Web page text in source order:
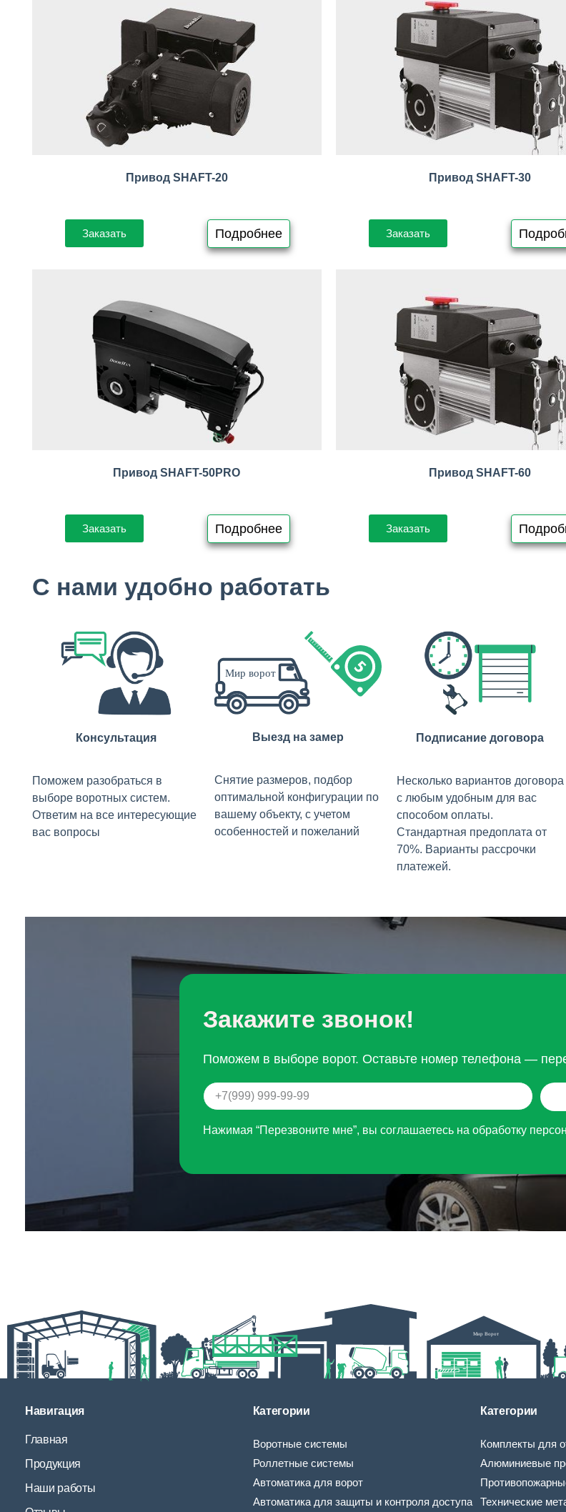
Привод SHAFT-20
Заказать Подробнее
Привод SHAFT-30
Заказать
Привод SHAFT-50PRO
Заказать Подробнее
Привод SHAFT-60
Заказать
С нами удобно работать
Консультация
Поможем разобраться в
выборе воротных систем.
Ответим на все интересующие
вас вопросы
Выезд на замер
Снятие размеров, подбор
оптимальной конфигурации по
вашему объекту, с учетом
особенностей и пожеланий
Подписание договора
Несколько вариантов договора
с любым удобным для вас
способом оплаты.
Стандартная предоплата от
70%. Варианты рассрочки
платежей.
Закажите звонок!
Поможем в выборе ворот. Оставьте номер телефона —
Нажимая “Перезвоните мне”, вы соглашаетесь на обработку
Навигация
Главная
Продукция
Наши работы
Категории
Воротные системы
Роллетные системы
Автоматика для ворот
Автоматика для защиты и контроля доступа
Категории
Комплекты для
Алюминиевые
Технические